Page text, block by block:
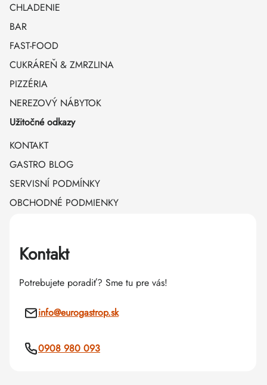
CHLADENIE
BAR
FAST-FOOD
CUKRÁREŇ & ZMRZLINA
PIZZÉRIA
NEREZOVÝ NÁBYTOK
Užitočné odkazy
KONTAKT
GASTRO BLOG
SERVISNÍ PODMÍNKY
OBCHODNÉ PODMIENKY
Kontakt
Potrebujete poradiť? Sme tu pre vás!
info@eurogastrop.sk
0908 980 093